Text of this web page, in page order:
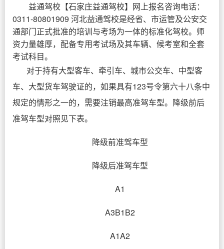
益通驾校 【石家庄益通驾校】网上报名咨询电话：
0311-80801909 河北益通驾校是经省、市运管及公安交
通部门正式批准的培训与考场为一体的标准化驾校。师
资力量雄厚，配备专用考试场及其车辆、候考室和全套
考试科目。
对于持有大型客车、牵引车、城市公交车、中型客
车、大型货车驾驶证的，如果具有123号令第六十八条中
规定的情形之一的，需要注销最高准驾车型。降级前后
准驾车型对照见下表。
降级前准驾车型
降级后准驾车型
A1
A3B1B2
A1A2